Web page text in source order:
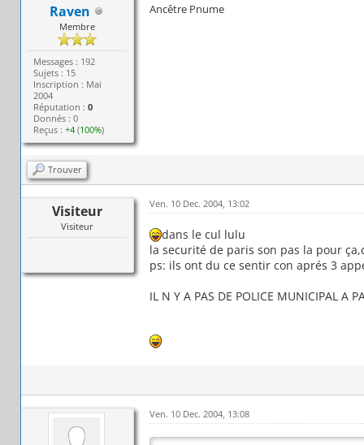
Raven
Membre
Messages : 192
Sujets : 15
Inscription : Mai
2004
Réputation :0
Donnés : 0
Reçus :+4 (100%)
Ancêtre Pnume
Trouver
Visiteur
Visiteur
Ven. 10 Dec. 2004, 13:02
dans le cul lulu
la securité de paris son pas la pour
ps: ils ont du ce sentir con aprés 3
IL N Y A PAS DE POLICE MUNICIPAL A
Ven. 10 Dec. 2004, 13:08